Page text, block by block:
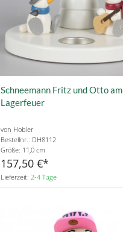
Schneemann Fritz und Otto am
Lagerfeuer
von Hobler
Bestellnr.: DH8112
Größe: 11,0 cm
157,50 €
Lieferzeit: 2-4 Tage